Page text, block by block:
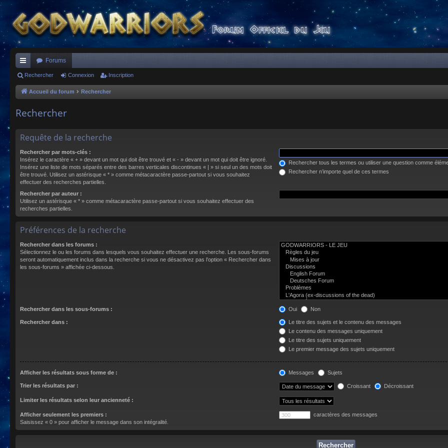
ac
co
s
Forums
Rechercher Connexion Inscription
Accueil du forum Rechercher
Rechercher
Requête de la recherche
Rechercher par mots-clés :
Insérez le caractère « + » devant un mot qui doit être trouvé et « - » devant un mot qui doit être ignoré.
Insérez une liste de mots séparés entre des barres verticales discontinues « | » si seul un des mots doit
être trouvé. Utilisez un astérisque « * » comme métacaractère passe-partout si vous souhaitez
effectuer des recherches partielles.
Rechercher tous les termes ou utiliser une question comme
Rechercher n’importe quel de ces termes
Rechercher par auteur :
Utilisez un astérisque « * » comme métacaractère passe-partout si vous souhaitez effectuer des
recherches partielles.
Préférences de la recherche
Rechercher dans les forums :
Sélectionnez le ou les forums dans lesquels vous souhaitez effectuer une recherche. Les sous-forums
seront automatiquement inclus dans la recherche si vous ne désactivez pas l’option « Rechercher dans
les sous-forums » affichée ci-dessous.
Rechercher dans les sous-forums : Oui Non
Rechercher dans :
Le titre des sujets et le contenu des messages
Le contenu des messages uniquement
Le titre des sujets uniquement
Le premier message des sujets uniquement
Afficher les résultats sous forme de : Messages Sujets
Trier les résultats par : Croissant Décroissant
Limiter les résultats selon leur ancienneté :
Afficher seulement les premiers :
Saisissez « 0 » pour afficher le message dans son intégralité.
caractères des messages